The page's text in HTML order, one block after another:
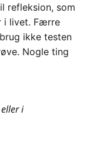
refleksion, som
i livet. Færre
ikke testen
Nogle ting
i